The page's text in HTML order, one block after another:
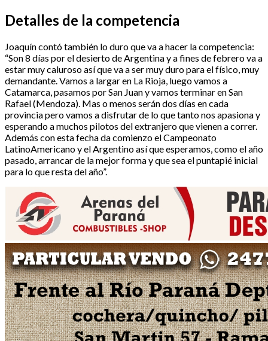
Detalles de la competencia
Joaquín contó también lo duro que va a hacer la competencia:
“Son 8 días por el desierto de Argentina y a fines de febrero va a
estar muy caluroso así que va a ser muy duro para el físico, muy
demandante. Vamos a largar en La Rioja, luego vamos a
Catamarca, pasamos por San Juan y vamos terminar en San
Rafael (Mendoza). Mas o menos serán dos días en cada
provincia pero vamos a disfrutar de lo que tanto nos apasiona y
esperando a muchos pilotos del extranjero que vienen a correr.
Además con esta fecha da comienzo el Campeonato
LatinoAmericano y el Argentino así que esperamos, como el año
pasado, arrancar de la mejor forma y que sea el puntapié inicial
para lo que resta del año”.